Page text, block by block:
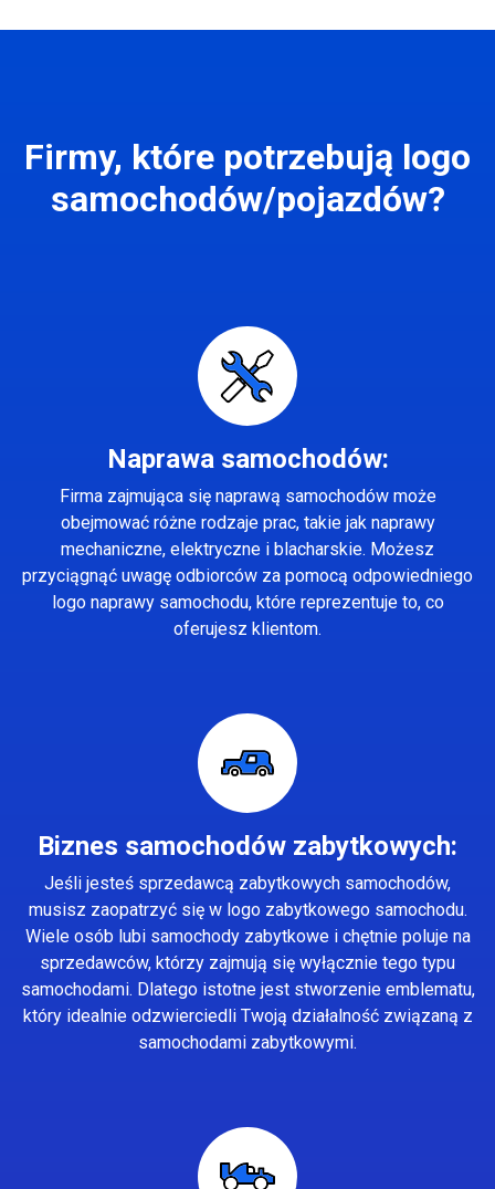
Firmy, które potrzebują logo
samochodów/pojazdów?
Naprawa samochodów:
Firma zajmująca się naprawą samochodów może
obejmować różne rodzaje prac, takie jak naprawy
mechaniczne, elektryczne i blacharskie. Możesz
przyciągnąć uwagę odbiorców za pomocą odpowiedniego
logo naprawy samochodu, które reprezentuje to, co
oferujesz klientom.
Biznes samochodów zabytkowych:
Jeśli jesteś sprzedawcą zabytkowych samochodów,
musisz zaopatrzyć się w logo zabytkowego samochodu.
Wiele osób lubi samochody zabytkowe i chętnie poluje na
sprzedawców, którzy zajmują się wyłącznie tego typu
samochodami. Dlatego istotne jest stworzenie emblematu,
który idealnie odzwierciedli Twoją działalność związaną z
samochodami zabytkowymi.